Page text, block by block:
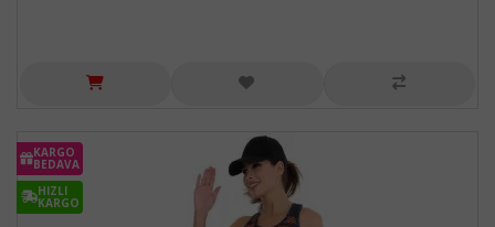
KARGO
BEDAVA
HIZLI
KARGO